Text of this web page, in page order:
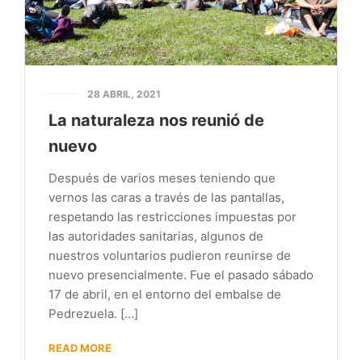
28 ABRIL, 2021
La naturaleza nos reunió de
nuevo
Después de varios meses teniendo que
vernos las caras a través de las pantallas,
respetando las restricciones impuestas por
las autoridades sanitarias, algunos de
nuestros voluntarios pudieron reunirse de
nuevo presencialmente. Fue el pasado sábado
17 de abril, en el entorno del embalse de
Pedrezuela. […]
READ MORE